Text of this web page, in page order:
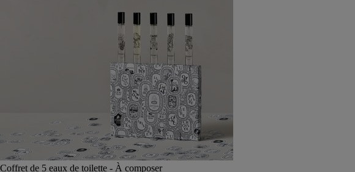
Coffret de 5 eaux de toilette - À composer